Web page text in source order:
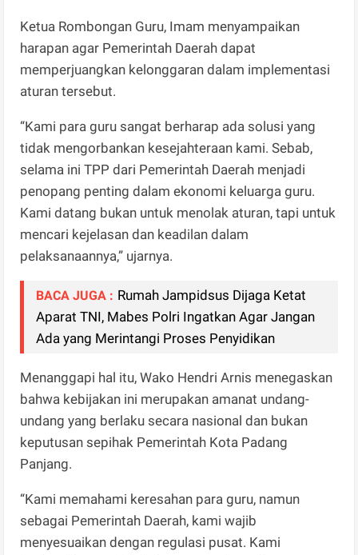
Ketua Rombongan Guru, Imam menyampaikan
harapan agar Pemerintah Daerah dapat
memperjuangkan kelonggaran dalam implementasi
aturan tersebut.
“Kami para guru sangat berharap ada solusi yang
tidak mengorbankan kesejahteraan kami. Sebab,
selama ini TPP dari Pemerintah Daerah menjadi
penopang penting dalam ekonomi keluarga guru.
Kami datang bukan untuk menolak aturan, tapi untuk
mencari kejelasan dan keadilan dalam
pelaksanaannya,” ujarnya.
BACA JUGA : Rumah Jampidsus Dijaga Ketat
Aparat TNI, Mabes Polri Ingatkan Agar Jangan
Ada yang Merintangi Proses Penyidikan
Menanggapi hal itu, Wako Hendri Arnis menegaskan
bahwa kebijakan ini merupakan amanat undang-
undang yang berlaku secara nasional dan bukan
keputusan sepihak Pemerintah Kota Padang
Panjang.
“Kami memahami keresahan para guru, namun
sebagai Pemerintah Daerah, kami wajib
menyesuaikan dengan regulasi pusat. Kami